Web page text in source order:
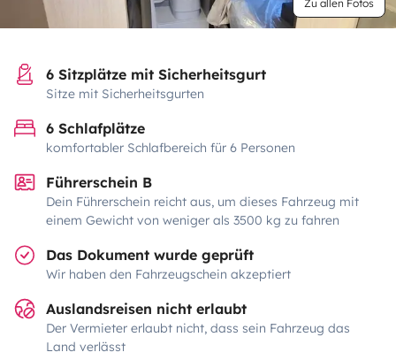
Zu allen Fotos
6 Sitzplätze mit Sicherheitsgurt
Sitze mit Sicherheitsgurten
6 Schlafplätze
komfortabler Schlafbereich für 6 Personen
Führerschein B
Dein Führerschein reicht aus, um dieses Fahrzeug mit
einem Gewicht von weniger als 3500 kg zu fahren
Das Dokument wurde geprüft
Wir haben den Fahrzeugschein akzeptiert
Auslandsreisen nicht erlaubt
Der Vermieter erlaubt nicht, dass sein Fahrzeug das
Land verlässt